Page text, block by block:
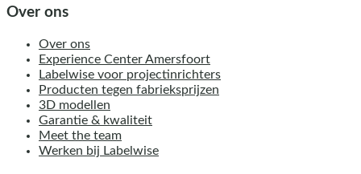
Over ons
Over ons
Experience Center Amersfoort
Labelwise voor projectinrichters
Producten tegen fabrieksprijzen
3D modellen
Garantie & kwaliteit
Meet the team
Werken bij Labelwise